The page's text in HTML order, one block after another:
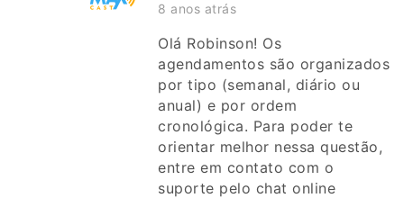
8 anos atrás
Olá Robinson! Os
agendamentos são organizados
por tipo (semanal, diário ou
anual) e por ordem
cronológica. Para poder te
orientar melhor nessa questão,
entre em contato com o
suporte pelo chat online